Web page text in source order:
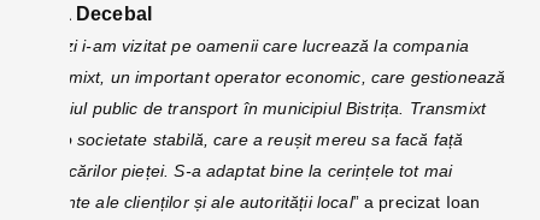
Piața Decebal
Astăzi i-am vizitat pe oamenii care lucrează la compania
Transmixt, un important operator economic, care gestionează
serviciul public de transport în municipiul Bistrița. Transmixt
este o societate stabilă, care a reușit mereu sa facă față
provocărilor pieței. S-a adaptat bine la cerințele tot mai
exigente ale clienților și ale autorității local” a precizat Ioan